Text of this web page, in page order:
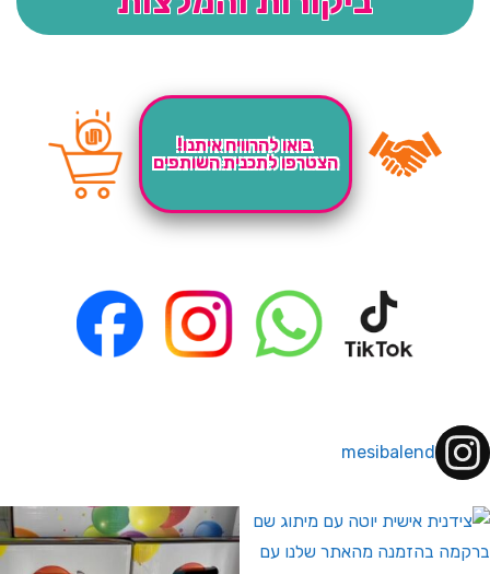
בואו להרוויח איתנו!
הצטרפו לתכנית השותפים
mesibalend
לחברי מועדון ומצטרפים חדשים🤍